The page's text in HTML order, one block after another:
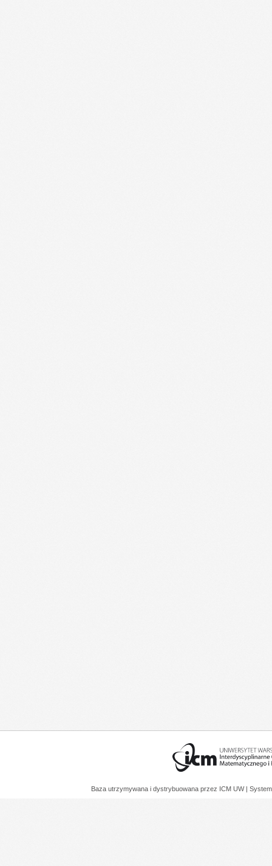
Baza utrzymywana i dystrybuowana przez ICM UW |